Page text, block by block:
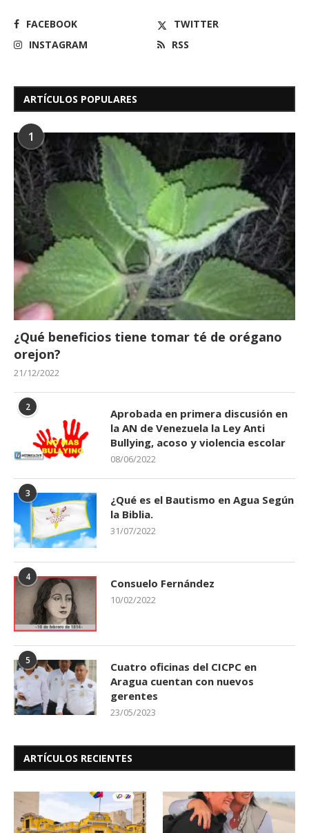
FACEBOOK
TWITTER
INSTAGRAM
RSS
ARTÍCULOS POPULARES
1
¿Qué beneficios tiene tomar té de orégano
orejon?
21/12/2022
2
Aprobada en primera discusión en
la AN de Venezuela la Ley Anti
Bullying, acoso y violencia escolar
08/06/2022
3
¿Qué es el Bautismo en Agua Según
la Biblia.
31/07/2022
4 Consuelo Fernández
10/02/2022
5
Cuatro oficinas del CICPC en
Aragua cuentan con nuevos
gerentes
23/05/2023
ARTÍCULOS RECIENTES